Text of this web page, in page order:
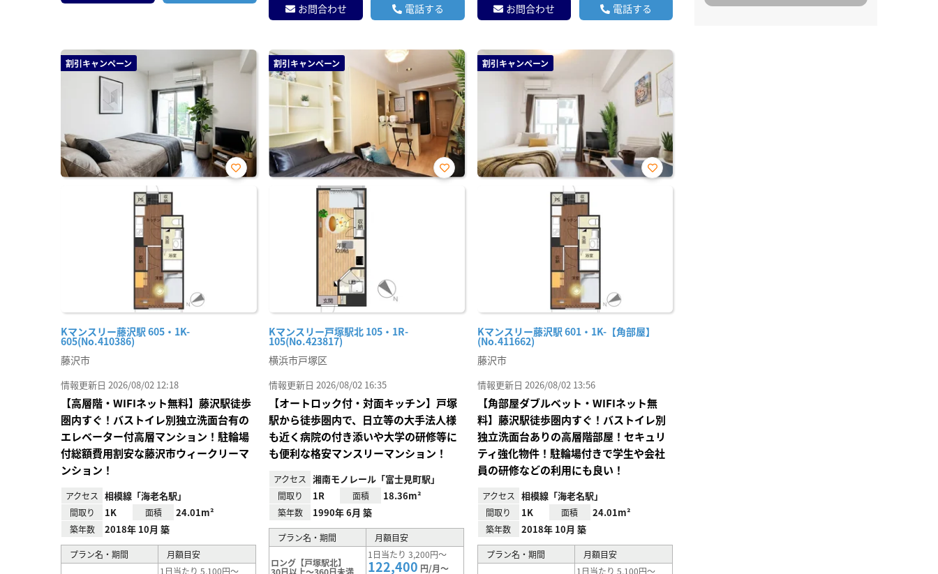
お問合わせ 電話する お問合わせ 電話する
割引キャンペーン
Kマンスリー藤沢駅 605・1K-
605(No.410386)
お気
藤沢市
情報更新日 2026/08/02 12:18
【高層階・WIFIネット無料】藤沢駅徒歩
圏内すぐ！バストイレ別独立洗面台有の
エレベーター付高層マンション！駐輪場
付総額費用割安な藤沢市ウィークリーマ
ンション！
アクセス 相模線「海老名駅」
間取り 1K 面積 24.01m²
築年数 2018年 10月 築
プラン名・期間 月額目安
1日当たり 5,100円～
割引キャンペーン
Kマンスリー戸塚駅北 105・1R-
105(No.423817)
お気
横浜市戸塚区
情報更新日 2026/08/02 16:35
【オートロック付・対面キッチン】戸塚
駅から徒歩圏内で、日立等の大手法人様
も近く病院の付き添いや大学の研修等に
も便利な格安マンスリーマンション！
アクセス 湘南モノレール「富士見町駅」
間取り 1R 面積 18.36m²
築年数 1990年 6月 築
プラン名・期間 月額目安
ロング【戸塚駅北】
30日以上～360日未満
1日当たり 3,200円～
122,400 円/月～
割引キャンペーン
Kマンスリー藤沢駅 601・1K-【角部屋】
(No.411662)
お気
藤沢市
情報更新日 2026/08/02 13:56
【角部屋ダブルベット・WIFIネット無
料】藤沢駅徒歩圏内すぐ！バストイレ別
独立洗面台ありの高層階部屋！セキュリ
ティ強化物件！駐輪場付きで学生や会社
員の研修などの利用にも良い！
アクセス 相模線「海老名駅」
間取り 1K 面積 24.01m²
築年数 2018年 10月 築
プラン名・期間 月額目安
1日当たり 5,100円～